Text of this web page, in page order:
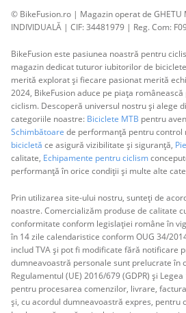
© BikeFusion.ro | Magazin operat de GHETU
INDIVIDUALĂ | CIF: 34481979 | Reg. Com:
BikeFusion este pasiunea noastră pentru
magazin dedicat tuturor iubitorilor de
merită explorat și fiecare pasionat merită
2024, BikeFusion aduce pe piața
ciclism. Descoperă universul nostru și alege
categoriile noastre: Biciclete MTB pentru
Schimbătoare de performanță pentru control
bicicletă ce asigură vizibilitate și siguranță,
calitate, Echipamente pentru ciclism
performanță în orice condiții și multe alte
Prin utilizarea site-ului nostru, sunteți de
noastre. Comercializăm produse de calitate
conformitate conform legislației române în
în 14 zile calendaristice conform OUG 34/
includ TVA și pot fi modificate fără notificare
dumneavoastră personale sunt prelucrate în
Regulamentul (UE) 2016/679 (GDPR) și
pentru procesarea comenzilor, livrare,
și, cu acordul dumneavoastră expres, pentru